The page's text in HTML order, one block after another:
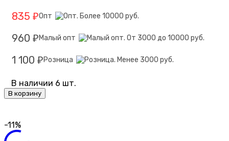
835 ₽Опт
960 ₽ Малый опт
1 100 ₽ Розница
В наличии 6 шт.
В корзину
-11%